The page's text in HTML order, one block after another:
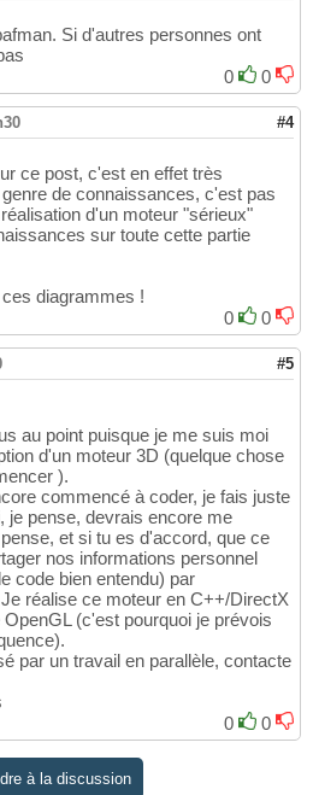
Si d'autres personnes ont
0
0
#4
ce post, c'est en effet très
de connaissances, c'est pas
d'un moteur "sérieux"
sur toute cette partie
diagrammes !
0
0
#5
au point puisque je me suis moi
d'un moteur 3D (quelque chose
).
commencé à coder, je fais juste
je pense, devrais encore me
et si tu es d'accord, que ce
nos informations personnel
code bien entendu) par
réalise ce moteur en C++/DirectX
(c'est pourquoi je prévois
par un travail en parallèle, contacte
0
0
à la discussion